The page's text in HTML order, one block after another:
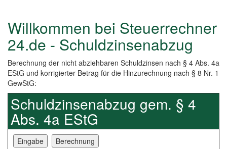
Willkommen bei Steuerrechner
24.de - Schuldzinsenabzug
Berechnung der nicht abziehbaren Schuldzinsen nach § 4 Abs. 4a
EStG und korrigierter Betrag für die Hinzurechnung nach § 8 Nr. 1
GewStG:
Schuldzinsenabzug gem. § 4
Abs. 4a EStG